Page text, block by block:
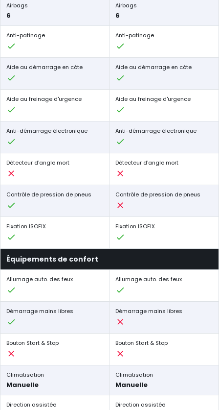
Airbags
6
Airbags
6
Anti-patinage Anti-patinage
Aide au démarrage en côte Aide au démarrage en côte
Aide au freinage d'urgence Aide au freinage d'urgence
Anti-démarrage électronique Anti-démarrage électronique
Détecteur d'angle mort Détecteur d'angle mort
Contrôle de pression de pneus Contrôle de pression de pneus
Fixation ISOFIX Fixation ISOFIX
Équipements de confort
Allumage auto. des feux Allumage auto. des feux
Démarrage mains libres Démarrage mains libres
Bouton Start & Stop Bouton Start & Stop
Climatisation
Manuelle
Climatisation
Manuelle
Direction assistée Direction assistée